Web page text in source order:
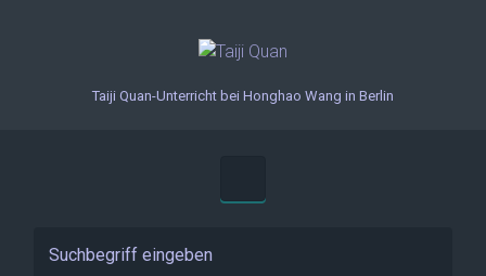
Taiji Quan-Unterricht bei Honghao Wang in Berlin